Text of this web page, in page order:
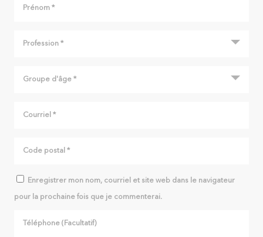
Enregistrer mon nom, courriel et site web dans le navigateur
pour la prochaine fois que je commenterai.